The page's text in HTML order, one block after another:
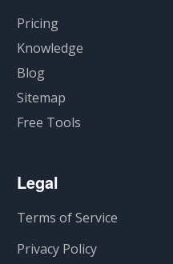
Pricing
Knowledge
Blog
Sitemap
Free Tools
Legal
Terms of Service
Privacy Policy